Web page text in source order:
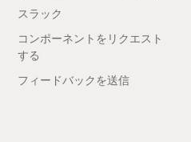
スラック
コンポーネントをリクエスト
する
フィードバックを送信